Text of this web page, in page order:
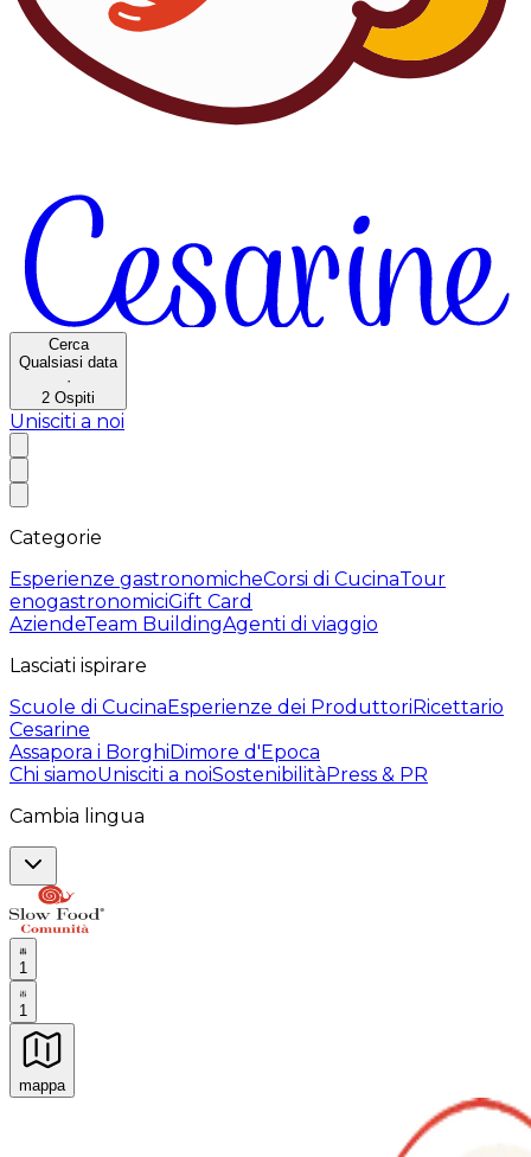
Cerca
Qualsiasi data
·
2 Ospiti
Unisciti a noi
Categorie
Esperienze gastronomicheCorsi di CucinaTour
enogastronomiciGift Card
AziendeTeam BuildingAgenti di viaggio
Lasciati ispirare
Scuole di CucinaEsperienze dei ProduttoriRicettario
Cesarine
Assapora i BorghiDimore d'Epoca
Chi siamoUnisciti a noiSostenibilitàPress & PR
Cambia lingua
1
1
mappa
Esperienze culinarie indimenticabili: Esperienze